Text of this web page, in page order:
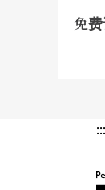
换句
唱会
免
:::